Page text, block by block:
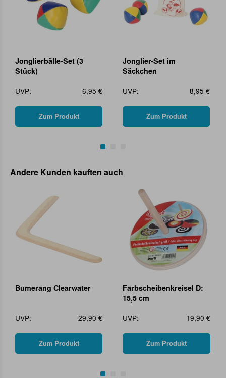
Jonglierbälle-Set (3
Stück)
UVP:
6,95 €
Zum Produkt
Jonglier-Set im
Säckchen
UVP:
8,95 €
Zum Produkt
Andere Kunden kauften auch
Bumerang Clearwater
UVP: 29,90 €
Zum Produkt
Farbscheibenkreisel D:
15,5 cm
UVP:
19,90 €
Zum Produkt